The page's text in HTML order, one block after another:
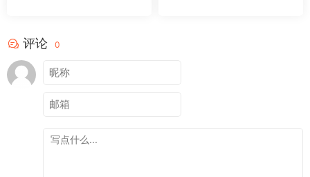
评论 0